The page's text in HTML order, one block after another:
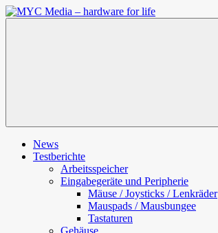
Zum
Inhalt
News
Testberichte
Arbeitsspeicher
Eingabegeräte und Peripherie
Mäuse / Joysticks / Lenkräder
Mauspads / Mausbungee
Tastaturen
Gehäuse